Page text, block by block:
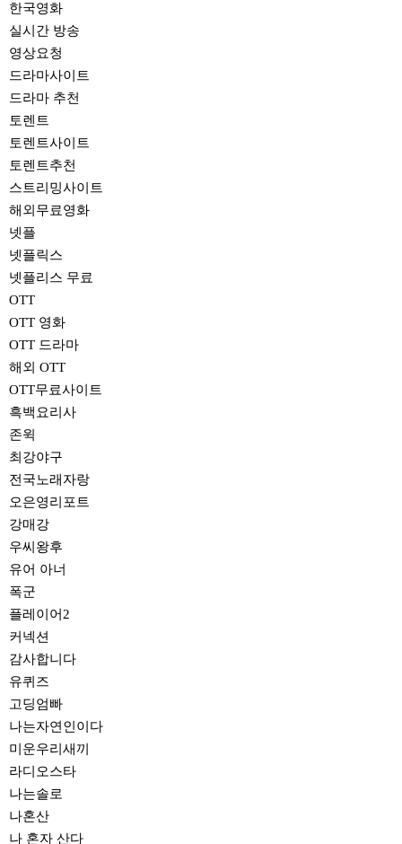
한국영화
실시간 방송
영상요청
드라마사이트
드라마 추천
토렌트
토렌트사이트
토렌트추천
스트리밍사이트
해외무료영화
넷플
넷플릭스
넷플리스 무료
OTT
OTT 영화
OTT 드라마
해외 OTT
OTT무료사이트
흑백요리사
존윅
최강야구
전국노래자랑
오은영리포트
강매강
우씨왕후
유어 아너
폭군
플레이어2
커넥션
감사합니다
유퀴즈
고딩엄빠
나는자연인이다
미운우리새끼
라디오스타
나는솔로
나혼산
나 혼자 산다